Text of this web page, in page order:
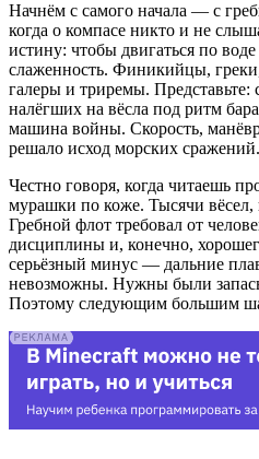
Начнём с самого начала — с
когда о компасе никто и не
истину: чтобы двигаться по
слаженность. Финикийцы,
галеры и триремы. Представьте:
налёгших на вёсла под ритм
машина войны. Скорость,
решало исход морских сражений.
Честно говоря, когда читаешь
мурашки по коже. Тысячи вёсел,
Гребной флот требовал от
дисциплины и, конечно,
серьёзный минус — дальние
невозможны. Нужны были
Поэтому следующим большим